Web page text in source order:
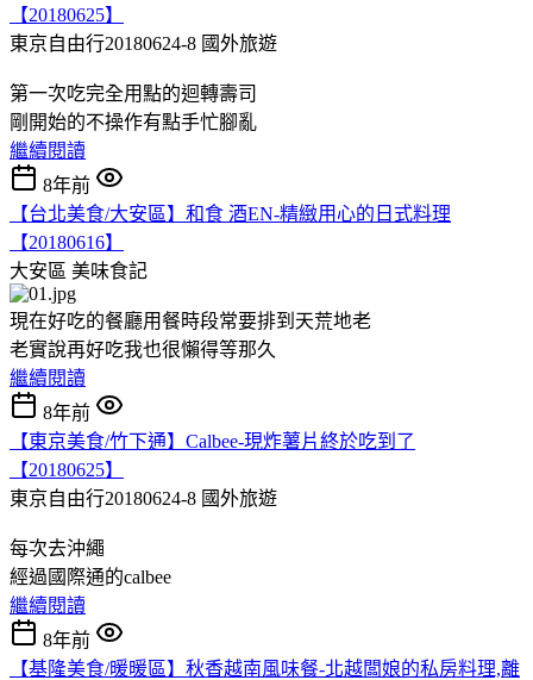
【20180625】
東京自由行20180624-8 國外旅遊
第一次吃完全用點的迴轉壽司
剛開始的不操作有點手忙腳亂
繼續閱讀
8年前
【台北美食/大安區】和食 酒EN-精緻用心的日式料理
【20180616】
大安區 美味食記
現在好吃的餐廳用餐時段常要排到天荒地老
老實說再好吃我也很懶得等那久
繼續閱讀
8年前
【東京美食/竹下通】Calbee-現炸薯片終於吃到了
【20180625】
東京自由行20180624-8 國外旅遊
每次去沖繩
經過國際通的calbee
繼續閱讀
8年前
【基隆美食/暖暖區】秋香越南風味餐-北越闆娘的私房料理,離